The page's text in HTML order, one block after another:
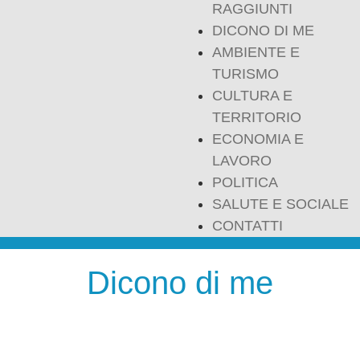
RAGGIUNTI
DICONO DI ME
AMBIENTE E
TURISMO
CULTURA E
TERRITORIO
ECONOMIA E
LAVORO
POLITICA
SALUTE E SOCIALE
CONTATTI
Dicono di me